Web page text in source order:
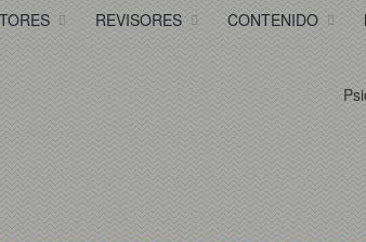
REVISORES CONTENIDO